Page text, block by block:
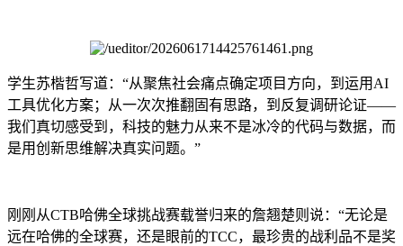
学生苏楷哲写道：“从聚焦社会痛点确定项目方向，到运用AI
工具优化方案；从一次次推翻固有思路，到反复调研论证——
我们真切感受到，科技的魅力从来不是冰冷的代码与数据，而
是用创新思维解决真实问题。”
刚刚从CTB哈佛全球挑战赛载誉归来的詹翘楚则说：“无论是
远在哈佛的全球赛，还是眼前的TCC，最珍贵的战利品不是奖